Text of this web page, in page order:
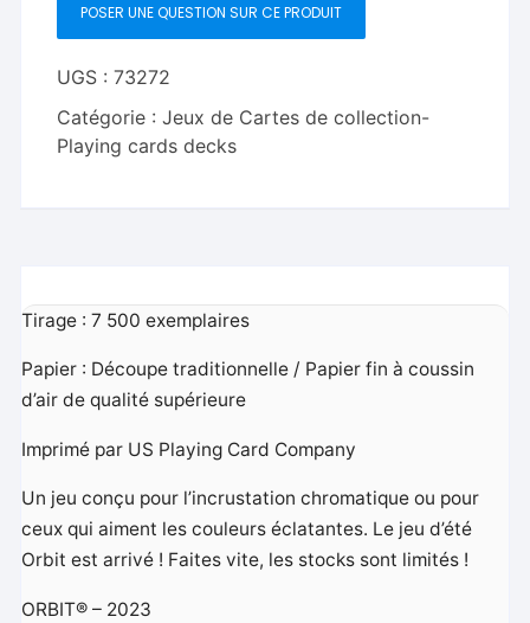
Cards
POSER UNE QUESTION SUR CE PRODUIT
UGS :73272
Catégorie :Jeux de Cartes de collection-
Playing cards decks
Tirage : 7 500 exemplaires
Papier : Découpe traditionnelle / Papier fin à coussin
d’air de qualité supérieure
Imprimé par US Playing Card Company
Un jeu conçu pour l’incrustation chromatique ou pour
ceux qui aiment les couleurs éclatantes. Le jeu d’été
Orbit est arrivé ! Faites vite, les stocks sont limités !
ORBIT® – 2023